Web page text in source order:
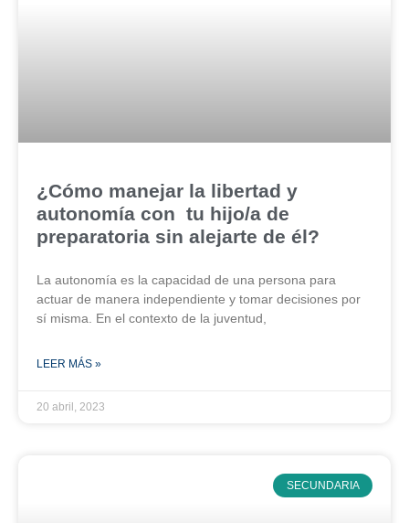
¿Cómo manejar la libertad y
autonomía con tu hijo/a de
preparatoria sin alejarte de él?
La autonomía es la capacidad de una persona para
actuar de manera independiente y tomar decisiones por
sí misma. En el contexto de la juventud,
LEER MÁS »
20 abril, 2023
SECUNDARIA